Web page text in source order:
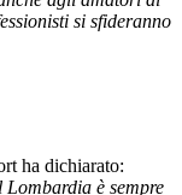
si sfideranno
ha dichiarato:
Lombardia è sempre